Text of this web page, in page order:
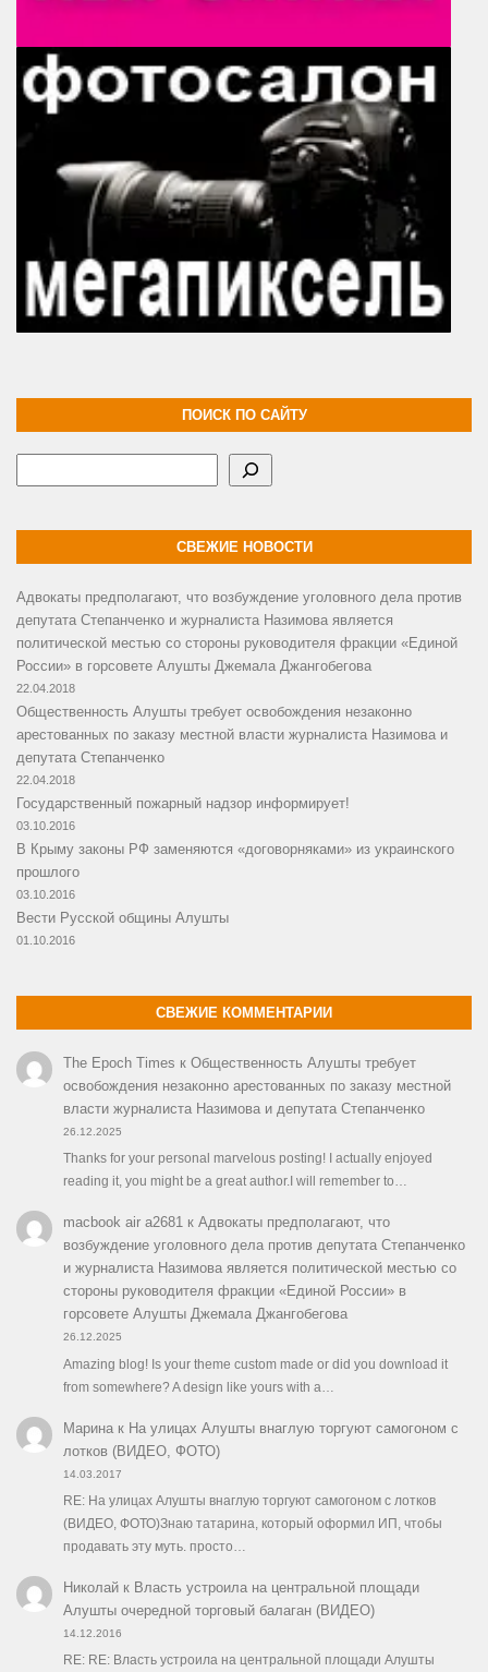
ПОИСК ПО САЙТУ
СВЕЖИЕ НОВОСТИ
Адвокаты предполагают, что возбуждение уголовного дела против
депутата Степанченко и журналиста Назимова является
политической местью со стороны руководителя фракции «Единой
России» в горсовете Алушты Джемала Джангобегова
22.04.2018
Общественность Алушты требует освобождения незаконно
арестованных по заказу местной власти журналиста Назимова и
депутата Степанченко
22.04.2018
Государственный пожарный надзор информирует!
03.10.2016
В Крыму законы РФ заменяются «договорняками» из украинского
прошлого
03.10.2016
Вести Русской общины Алушты
01.10.2016
СВЕЖИЕ КОММЕНТАРИИ
The Epoch Times к Общественность Алушты требует
освобождения незаконно арестованных по заказу местной
власти журналиста Назимова и депутата Степанченко
26.12.2025
Thanks for your personal marvelous posting! I actually enjoyed
reading it, you might be a great author.I will remember to…
macbook air a2681к Адвокаты предполагают, что
возбуждение уголовного дела против депутата Степанченко
и журналиста Назимова является политической местью со
стороны руководителя фракции «Единой России» в
горсовете Алушты Джемала Джангобегова
26.12.2025
Amazing blog! Is your theme custom made or did you download it
from somewhere? A design like yours with a…
Маринак На улицах Алушты внаглую торгуют самогоном с
лотков (ВИДЕО, ФОТО)
14.03.2017
RE: На улицах Алушты внаглую торгуют самогоном с лотков
(ВИДЕО, ФОТО)Знаю татарина, который оформил ИП, чтобы
продавать эту муть. просто…
Николайк Власть устроила на центральной площади
Алушты очередной торговый балаган (ВИДЕО)
14.12.2016
RE: RE: Власть устроила на центральной площади Алушты